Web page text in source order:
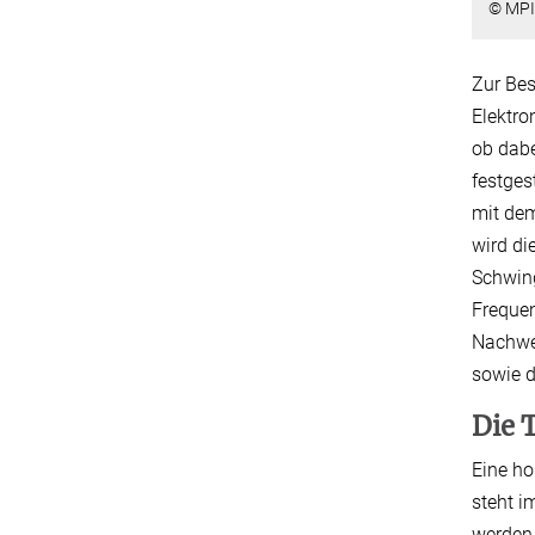
©
Zur
ob
mit
wird
sowie
Die
Eine
steht